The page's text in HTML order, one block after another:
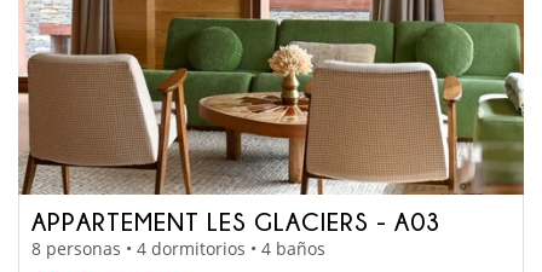
APPARTEMENT LES GLACIERS - A03
8 personas • 4 dormitorios • 4 baños